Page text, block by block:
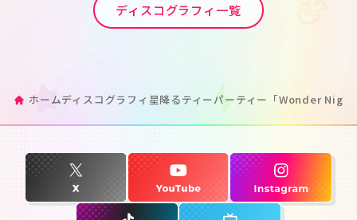
ディスコグラフィ一覧
ホームディスコグラフィ 星降るティーパーティー「Wonder